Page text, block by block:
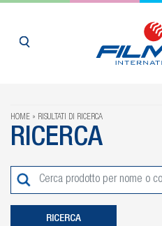
HOME RISULTATI DI RICERCA
RICERCA